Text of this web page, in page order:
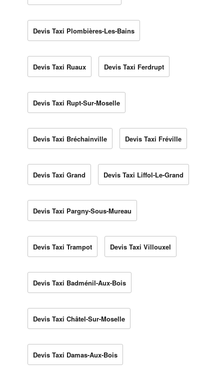
Devis Taxi Plombières-Les-Bains
Devis Taxi Ruaux Devis Taxi Ferdrupt
Devis Taxi Rupt-Sur-Moselle
Devis Taxi Bréchainville Devis Taxi Fréville
Devis Taxi Grand Devis Taxi Liffol-Le-Grand
Devis Taxi Pargny-Sous-Mureau
Devis Taxi Trampot Devis Taxi Villouxel
Devis Taxi Badménil-Aux-Bois
Devis Taxi Châtel-Sur-Moselle
Devis Taxi Damas-Aux-Bois